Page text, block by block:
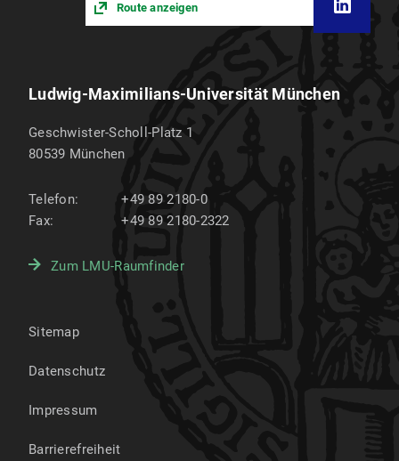
Route anzeigen
Ludwig-Maximilians-Universität München
Geschwister-Scholl-Platz 1
80539 München
Telefon:
+49 89 2180-0
Fax:
+49 89 2180-2322
Zum LMU-Raumfinder
Sitemap
Datenschutz
Impressum
Barrierefreiheit